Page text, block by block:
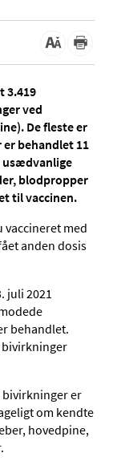
3.419
ved
De fleste er
behandlet 11
blodpropper
til vaccinen.
vaccineret med
anden dosis
juli 2021
behandlet.
bivirkninger er
om kendte
hovedpine,